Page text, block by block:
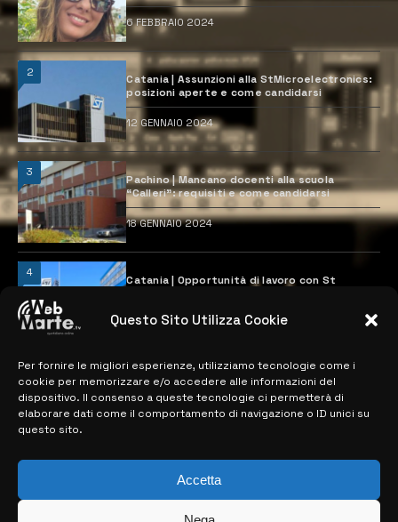
Questo Sito Utilizza Cookie
Per fornire le migliori esperienze, utilizziamo tecnologie come i
cookie per memorizzare e/o accedere alle informazioni del
dispositivo. Il consenso a queste tecnologie ci permetterà di
elaborare dati come il comportamento di navigazione o ID unici su
questo sito.
Accetta
6 FEBBRAIO 2024
2
Catania | Assunzioni alla StMicroelectronics:
posizioni aperte e come candidarsi
12 GENNAIO 2024
3
Pachino | Mancano docenti alla scuola
“Calleri”: requisiti e come candidarsi
18 GENNAIO 2024
4
Catania | Opportunità di lavoro con St
28 MARZO 2024
MAPPA DEL SITO
> NOTIZIE
> CONTATTI